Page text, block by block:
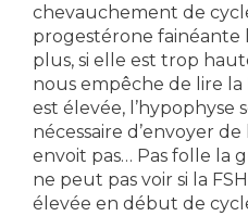
chevauchement de
progestérone fainéante
plus, si elle est trop
nous empêche de lire la
est élevée, l’hypophyse
nécessaire d’envoyer de
envoit pas… Pas folle la
ne peut pas voir si la
élevée en début de